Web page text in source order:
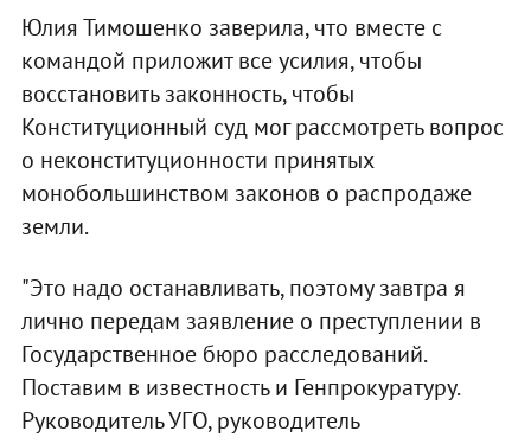
Юлия Тимошенко заверила, что вместе с
командой приложит все усилия, чтобы
восстановить законность, чтобы
Конституционный суд мог рассмотреть вопрос
о неконституционности принятых
монобольшинством законов о распродаже
земли.
"Это надо останавливать, поэтому завтра я
лично передам заявление о преступлении в
Государственное бюро расследований.
Поставим в известность и Генпрокуратуру.
Руководитель УГО, руководитель